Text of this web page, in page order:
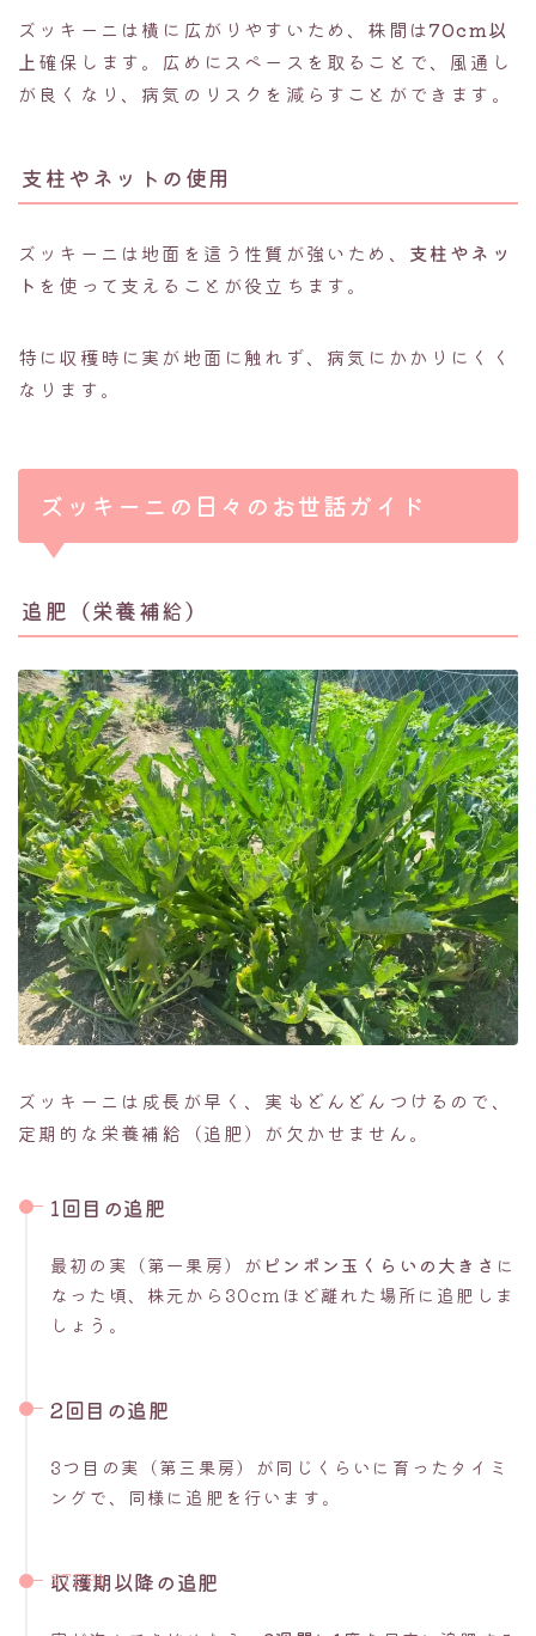
ズッキーニは横に広がりやすいため、株間は70cm以
上 確保します。広めにスペースを取ることで、風通し
が良くなり、病気のリスクを減らすことができます。
支柱やネットの使用
ズッキーニは地面を這う性質が強いため、 支柱やネッ
ト を使って支えることが役立ちます。
特に収穫時に実が地面に触れず、病気にかかりにくく
なります。
ズッキーニの日々のお世話ガイド
追肥（栄養補給）
ズッキーニは成長が早く、実もどんどんつけるので、
定期的な栄養補給（追肥）が欠かせません。
1回目の追肥
最初の実（第一果房）が ピンポン玉くらいの大きさ に
なった頃、株元から30cmほど離れた場所に追肥しま
しょう。
2回目の追肥
3つ目の実（第三果房）が同じくらいに育ったタイミ
ングで、同様に追肥を行います。
収穫期以降の追肥